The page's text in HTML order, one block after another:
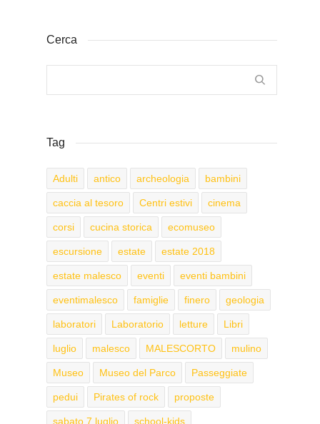
Cerca
Tag
Adulti antico archeologia bambini
caccia al tesoro Centri estivi cinema
corsi cucina storica ecomuseo
escursione estate estate 2018
estate malesco eventi eventi bambini
eventimalesco famiglie finero geologia
laboratori Laboratorio letture Libri
luglio malesco MALESCORTO mulino
Museo Museo del Parco Passeggiate
pedui Pirates of rock proposte
sabato 7 luglio school-kids